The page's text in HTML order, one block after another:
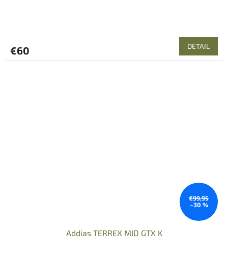
€60 DETAIL
€99,95
–30 %
Addias TERREX MID GTX K